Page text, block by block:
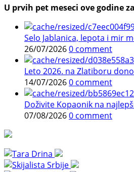
U prvih pet meseci ove godine
Selo Jablanica, lepota i mir
26/07/20260 comment
Leto 2026. na Zlatiboru
14/07/20260 comment
Doživite Kopaonik na
07/08/20260 comment